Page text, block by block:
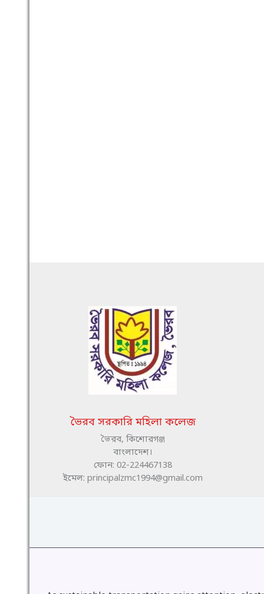
ভৈরব সরকারি মহিলা কলেজ
ভৈরব, কিশোরগঞ্জ
বাংলাদেশ।
ফোন: 02-224467138
ইমেল: principalzmc1994@gmail.com